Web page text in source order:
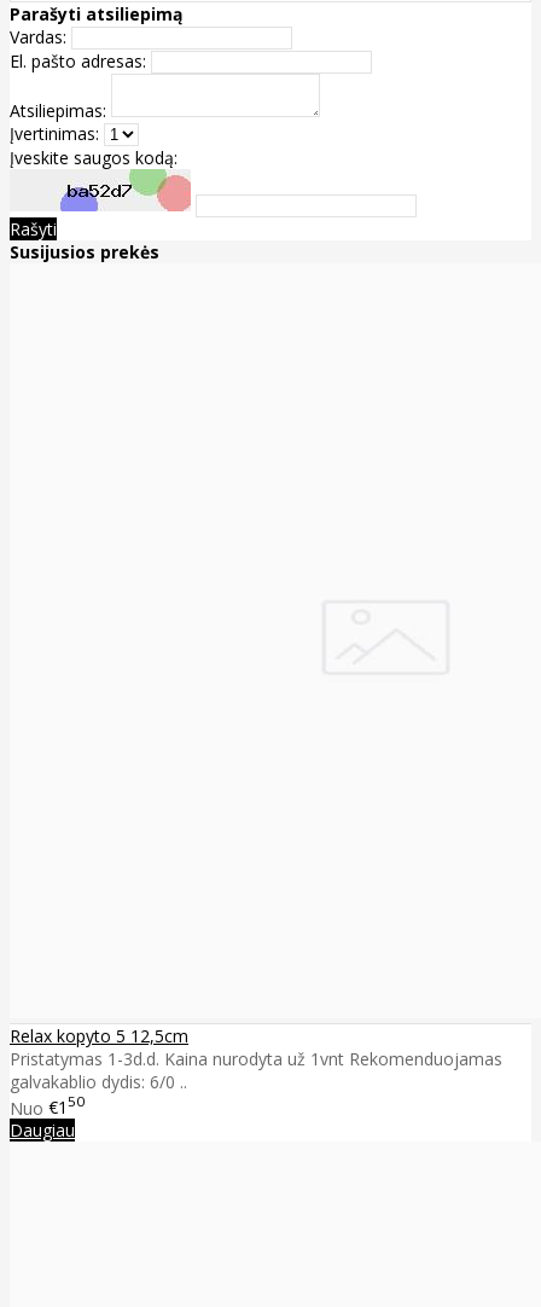
Parašyti atsiliepimą
Vardas:
El. pašto adresas:
Atsiliepimas:
Įvertinimas:
Įveskite saugos kodą:
Rašyti
Susijusios prekės
Relax kopyto 5 12,5cm
Pristatymas 1-3d.d. Kaina nurodyta už 1vnt Rekomenduojamas
galvakablio dydis: 6/0 ..
Nuo €1 50
Daugiau